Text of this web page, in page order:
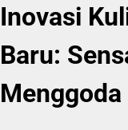
Inovasi
Baru:
Menggoda